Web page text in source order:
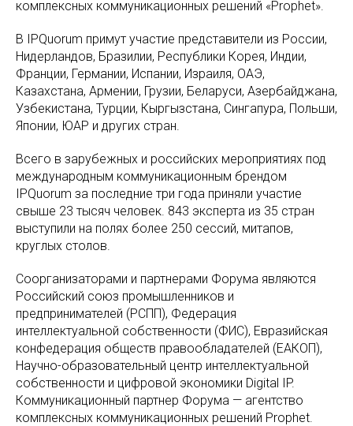
комплексных коммуникационных решений «Prophet».
В IPQuorum примут участие представители из России,
Нидерландов, Бразилии, Республики Корея, Индии,
Франции, Германии, Испании, Израиля, ОАЭ,
Казахстана, Армении, Грузии, Беларуси, Азербайджана,
Узбекистана, Турции, Кыргызстана, Сингапура, Польши,
Японии, ЮАР и других стран.
Всего в зарубежных и российских мероприятиях под
международным коммуникационным брендом
IPQuorum за последние три года приняли участие
свыше 23 тысяч человек. 843 эксперта из 35 стран
выступили на полях более 250 сессий, митапов,
круглых столов.
Соорганизаторами и партнерами Форума являются
Российский союз промышленников и
предпринимателей (РСПП), Федерация
интеллектуальной собственности (ФИС), Евразийская
конфедерация обществ правообладателей (ЕАКОП),
Научно-образовательный центр интеллектуальной
собственности и цифровой экономики Digital IP.
Коммуникационный партнер Форума — агентство
комплексных коммуникационных решений Prophet.